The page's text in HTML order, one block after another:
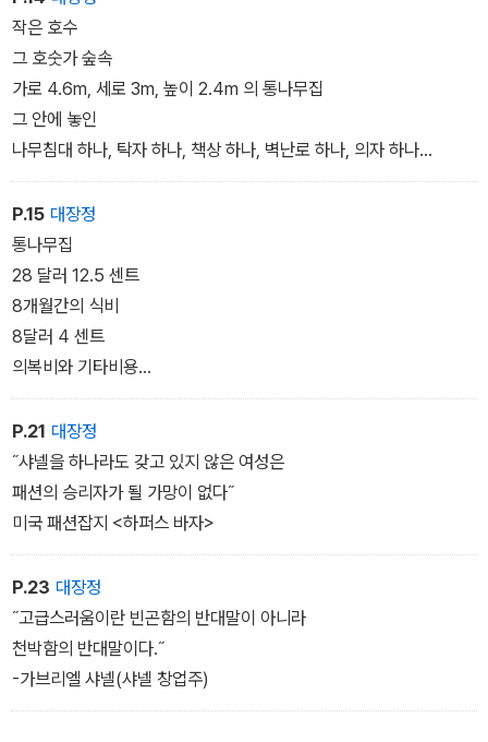
˝삶의 본질을 확인하고 싶었고, 그로부터 다시 삶을 배우고 싶었다.
또한 삶의 마지막 순간에 제대로 살지 못했다는 후회를 하고 싶지 않
았다.˝
작은 호수
그 호숫가 숲속
가로 4.6m, 세로 3m, 높이 2.4m 의 통나무집
그 안에 놓인
나무침대 하나, 탁자 하나, 책상 하나, 벽난로 하나, 의자 하나
그리고 큰 창 하나
P.15 대장정
통나무집
28 달러 12.5 센트
8개월간의 식비
8달러 4 센트
의복비와 기타비용
8달러 40센트
그리고
그가 택한 삶에 쓰인 비용은
없다
P.21 대장정
˝샤넬을 하나라도 갖고 있지 않은 여성은
패션의 승리자가 될 가망이 없다˝
미국 패션잡지 <하퍼스 바자>
P.23 대장정
˝고급스러움이란 빈곤함의 반대말이 아니라
천박함의 반대말이다.˝
-가브리엘 샤넬(샤넬 창업주)